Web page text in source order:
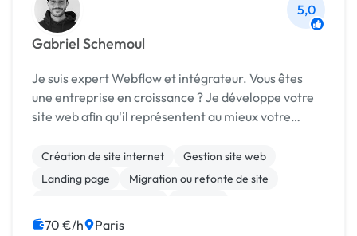
Gabriel Schemoul
5,0
Je suis expert Webflow et intégrateur. Vous êtes
une entreprise en croissance ? Je développe votre
site web afin qu'il représentent au mieux votre
visuellement. Ce que je peux faire pour vous grâ...
Création de site internet
Gestion site web
Landing page
Migration ou refonte de site
Site clé en main
70 €/h Paris